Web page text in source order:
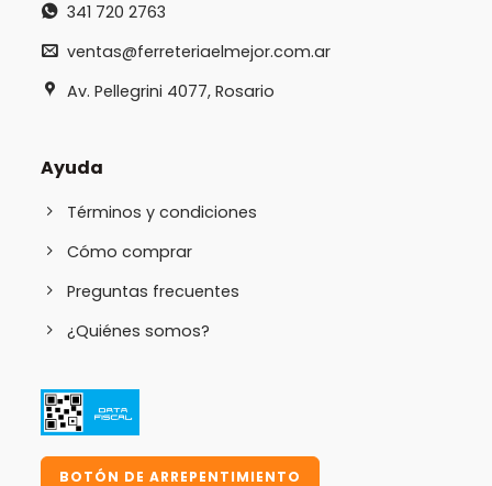
341 720 2763
ventas@ferreteriaelmejor.com.ar
Av. Pellegrini 4077, Rosario
Ayuda
Términos y condiciones
Cómo comprar
Preguntas frecuentes
¿Quiénes somos?
BOTÓN DE ARREPENTIMIENTO